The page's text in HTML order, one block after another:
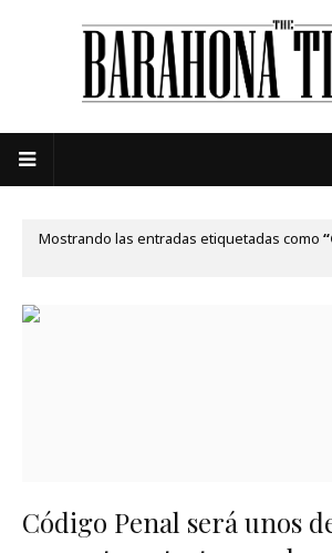
Mostrando las entradas etiquetadas como
Código Penal será unos